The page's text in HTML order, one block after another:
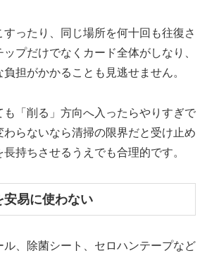
すったり、同じ場所を何十回も往復さ
プだけでなくカード全体がしなり、
担がかかることも見逃せません。
も「削る」方向へ入ったらやりすぎで
わらないなら清掃の限界だと受け止め
持ちさせるうえでも合理的です。
易に使わない
ル、除菌シート、セロハンテープなど